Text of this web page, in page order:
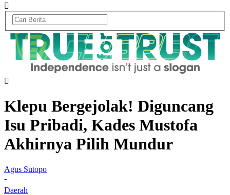
Klepu Bergejolak! Diguncang
Isu Pribadi, Kades Mustofa
Akhirnya Pilih Mundur
Agus Sutopo
-
Daerah